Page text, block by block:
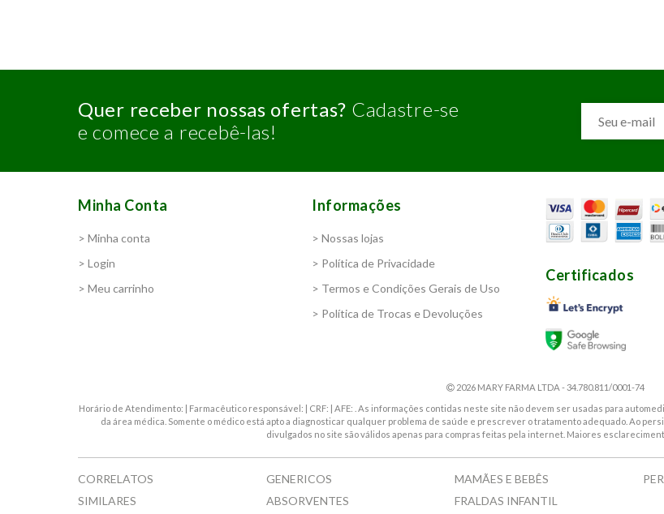
Quer receber nossas ofertas? Cadastre-se
e comece a recebê-las!
Minha Conta
> Minha conta
> Login
> Meu carrinho
Informações
> Nossas lojas
> Política de Privacidade
> Termos e Condições Gerais de Uso
> Política de Trocas e Devoluções
Certificados
2026 MARY FARMA LTDA - 34.780.811/0001-74
Horário de Atendimento: | Farmacêutico responsável: | CRF: | AFE: . As informações contidas neste site não devem ser usadas para
da área médica. Somente o médico está apto a diagnosticar qualquer problema de saúde e prescrever o tratamento adequado. Ao
divulgados no site são válidos apenas para compras feitas pela internet. Maiores
CORRELATOS GENERICOS MAMÃES E BEBÊS
SIMILARES
ABSORVENTES FRALDAS INFANTIL